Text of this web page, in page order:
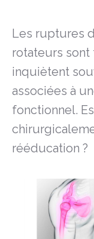
Les ruptures
rotateurs
inquiètent
associées à
fonctionnel.
rééducation ?